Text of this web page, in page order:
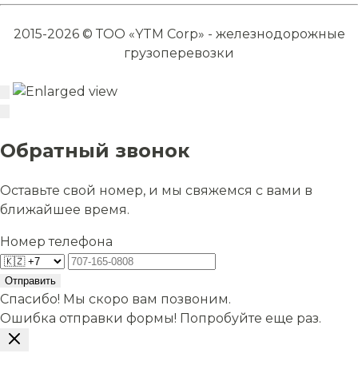
2015-2026 © ТОО «YTM Corp» - железнодорожные
грузоперевозки
Обратный звонок
Оставьте свой номер, и мы свяжемся с вами в
ближайшее время.
Номер телефона
Отправить
Спасибо! Мы скоро вам позвоним.
Ошибка отправки формы! Попробуйте еще раз.